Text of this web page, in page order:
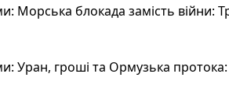
Морська блокада замість війни:
Уран, гроші та Ормузька